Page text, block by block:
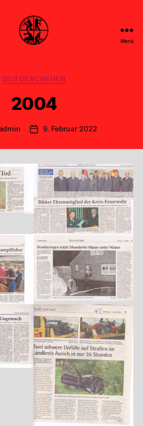
Menü
Kategorien
ZEITGESCHEHEN
2004
Veröffentlichungsdatum
9. Februar 2022